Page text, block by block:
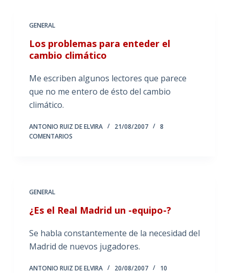
GENERAL
Los problemas para enteder el
cambio climático
Me escriben algunos lectores que parece
que no me entero de ésto del cambio
climático.
ANTONIO RUIZ DE ELVIRA 21/08/2007
8
COMENTARIOS
GENERAL
¿Es el Real Madrid un -equipo-?
Se habla constantemente de la necesidad del
Madrid de nuevos jugadores.
ANTONIO RUIZ DE ELVIRA 20/08/2007
10